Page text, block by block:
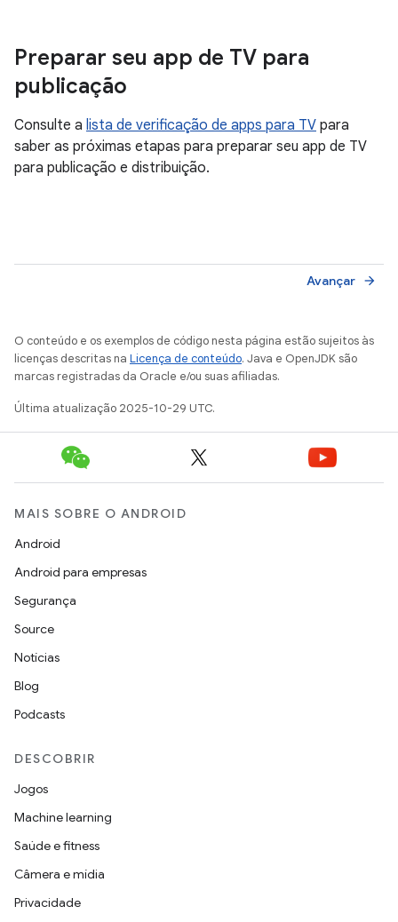
Preparar seu app de TV para
publicação
Consulte a lista de verificação de apps para TV para
saber as próximas etapas para preparar seu app de TV
para publicação e distribuição.
Avançar arrow_forward
O conteúdo e os exemplos de código nesta página estão sujeitos às
licenças descritas na Licença de conteúdo. Java e OpenJDK são
marcas registradas da Oracle e/ou suas afiliadas.
Última atualização 2025-10-29 UTC.
MAIS SOBRE O ANDROID
Android
Android para empresas
Segurança
Source
Notícias
Blog
Podcasts
DESCOBRIR
Jogos
Machine learning
Saúde e fitness
Câmera e mídia
Privacidade